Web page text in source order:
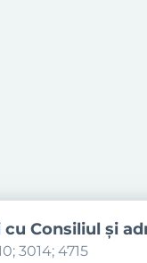
cu Consiliul şi
3014; 4715